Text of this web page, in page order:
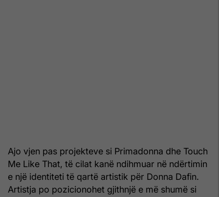
Ajo vjen pas projekteve si Primadonna dhe Touch
Me Like That, të cilat kanë ndihmuar në ndërtimin
e një identiteti të qartë artistik për Donna Dafin.
Artistja po pozicionohet gjithnjë e më shumë si